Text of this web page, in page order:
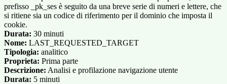
prefisso _pk_ses è seguito da una breve serie di numeri e lettere, che
si ritiene sia un codice di riferimento per il dominio che imposta il
cookie.
Durata: 30 minuti
Nome: LAST_REQUESTED_TARGET
Tipologia: analitico
Proprieta: Prima parte
Descrizione: Analisi e profilazione navigazione utente
Durata: 5 minuti